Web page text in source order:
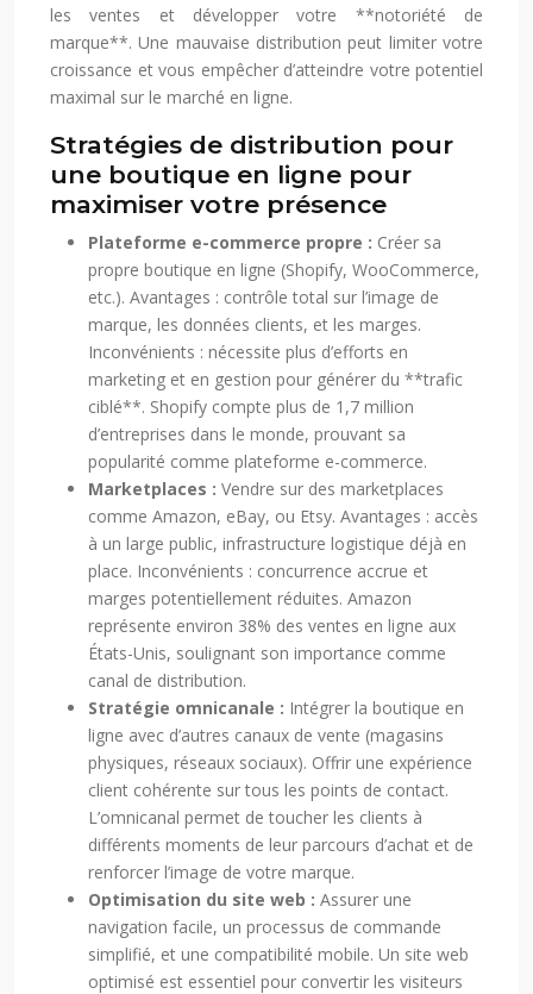
les ventes et développer votre **notoriété de
marque**. Une mauvaise distribution peut limiter votre
croissance et vous empêcher d’atteindre votre potentiel
maximal sur le marché en ligne.
Stratégies de distribution pour
une boutique en ligne pour
maximiser votre présence
Plateforme e-commerce propre : Créer sa
propre boutique en ligne (Shopify, WooCommerce,
etc.). Avantages : contrôle total sur l’image de
marque, les données clients, et les marges.
Inconvénients : nécessite plus d’efforts en
marketing et en gestion pour générer du **trafic
ciblé**. Shopify compte plus de 1,7 million
d’entreprises dans le monde, prouvant sa
popularité comme plateforme e-commerce.
Marketplaces : Vendre sur des marketplaces
comme Amazon, eBay, ou Etsy. Avantages : accès
à un large public, infrastructure logistique déjà en
place. Inconvénients : concurrence accrue et
marges potentiellement réduites. Amazon
représente environ 38% des ventes en ligne aux
États-Unis, soulignant son importance comme
canal de distribution.
Stratégie omnicanale : Intégrer la boutique en
ligne avec d’autres canaux de vente (magasins
physiques, réseaux sociaux). Offrir une expérience
client cohérente sur tous les points de contact.
L’omnicanal permet de toucher les clients à
différents moments de leur parcours d’achat et de
renforcer l’image de votre marque.
Optimisation du site web : Assurer une
navigation facile, un processus de commande
simplifié, et une compatibilité mobile. Un site web
optimisé est essentiel pour convertir les visiteurs